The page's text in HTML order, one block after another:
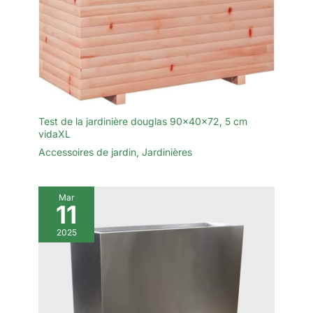
les vignes, les haricots,
les raisins, les glories, les
légumes à tige longue et
en pot ; le treillis de jardin
en métal peut être utilisé
pour former un écran
ajoute de la hauteur et de
charmant jardin. Facile à
sol ou de le fixer sur un
mur, une clôture ou près
d'un pot. Nous offrons
des produits haut de
pelouse et votre jardin
Test de la jardinière douglas 90x40x72, 5 cm
vidaXL
Accessoires de jardin, Jardinières
Mar
11
2025